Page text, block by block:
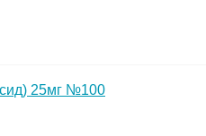
25мг №100